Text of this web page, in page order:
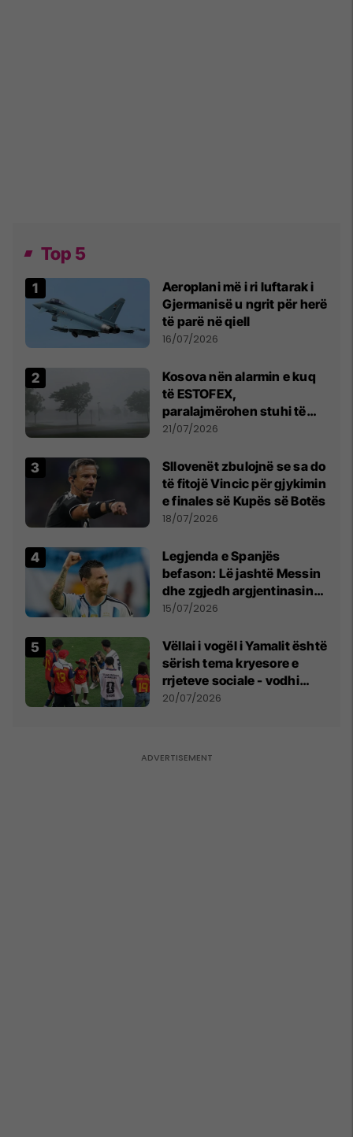
Top 5
Aeroplani më i ri luftarak i
Gjermanisë u ngrit për herë
të parë në qiell
16/07/2026
Kosova nën alarmin e kuq
të ESTOFEX,
paralajmërohen stuhi të
fuqishme me breshër dhe
21/07/2026
Sllovenët zbulojnë se sa do
të fitojë Vincic për gjykimin
e finales së Kupës së Botës
18/07/2026
Legjenda e Spanjës
befason: Lë jashtë Messin
dhe zgjedh argjentinasin
më të mirë në botë
15/07/2026
Vëllai i vogël i Yamalit është
sërish tema kryesore e
rrjeteve sociale - vodhi
vëmendjen pas finales së
20/07/2026